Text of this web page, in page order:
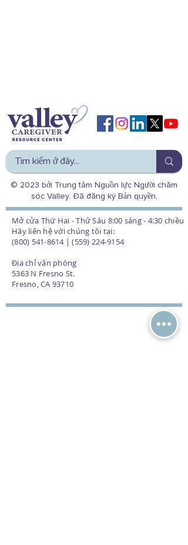
© 2023 bởi Trung tâm Nguồn lực Người chăm
sóc Valley. Đã đăng ký Bản quyền.
Mở cửa Thứ Hai - Thứ Sáu 8:00 sáng - 4:30 chiều
Hãy liên hệ với chúng tôi tại:
(800) 541-8614 | (559) 224-9154
Địa chỉ văn phòng
5363 N Fresno St.
Fresno, CA 93710